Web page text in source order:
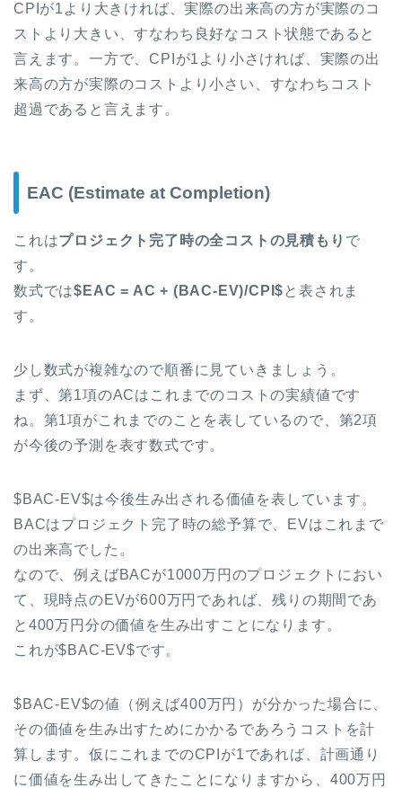
CPIが1より大きければ、実際の出来高の方が実際のコ
ストより大きい、すなわち良好なコスト状態であると
言えます。一方で、CPIが1より小さければ、実際の出
来高の方が実際のコストより小さい、すなわちコスト
超過であると言えます。
EAC (Estimate at Completion)
これはプロジェクト完了時の全コストの見積もり で
す。
数式では$EAC = AC + (BAC-EV)/CPI$ と表されま
す。
少し数式が複雑なので順番に見ていきましょう。
まず、第1項のACはこれまでのコストの実績値です
ね。第1項がこれまでのことを表しているので、第2項
が今後の予測を表す数式です。
$BAC-EV$は今後生み出される価値を表しています。
BACはプロジェクト完了時の総予算で、EVはこれまで
の出来高でした。
なので、例えばBACが1000万円のプロジェクトにおい
て、現時点のEVが600万円であれば、残りの期間であ
と400万円分の価値を生み出すことになります。
これが$BAC-EV$です。
$BAC-EV$の値（例えば400万円）が分かった場合に、
その価値を生み出すためにかかるであろうコストを計
算します。仮にこれまでのCPIが1であれば、計画通り
に価値を生み出してきたことになりますから、400万円